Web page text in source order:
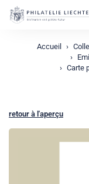
Accueil
Carte
retour à l'aperçu